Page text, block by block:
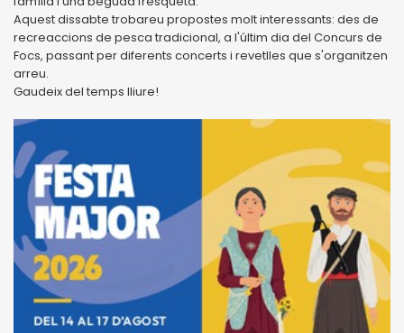
Aquest dissabte trobareu propostes molt interessants: des de
recreaccions de pesca tradicional, a l'últim dia del Concurs de
Focs, passant per diferents concerts i revetlles que s'organitzen
arreu.
Gaudeix del temps lliure!